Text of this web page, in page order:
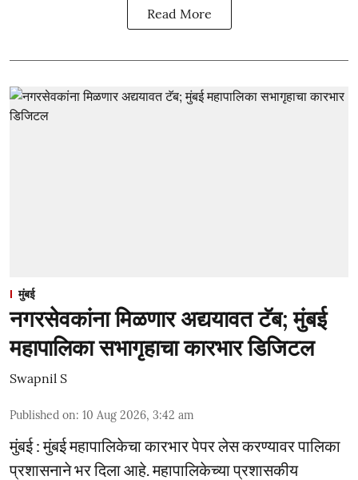
Read More
मुंबई
नगरसेवकांना मिळणार अद्ययावत टॅब; मुंबई
महापालिका सभागृहाचा कारभार डिजिटल
Swapnil S
Published on: 10 Aug 2026, 3:42 am
मुंबई : मुंबई महापालिकेचा कारभार पेपर लेस करण्यावर पालिका
प्रशासनाने भर दिला आहे. महापालिकेच्या प्रशासकीय